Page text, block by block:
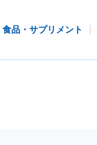
食品・サプリメント